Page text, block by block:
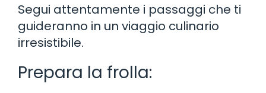
Segui attentamente i passaggi che ti
guideranno in un viaggio culinario
irresistibile.
Prepara la frolla: